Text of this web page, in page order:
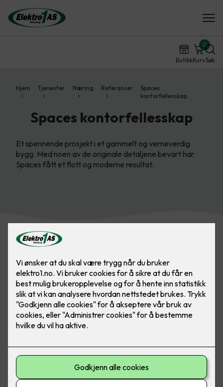
ButikkKurv
0
Søk
Hjem Tjenester Næring Referanser
Spaces
kontorfellesskap
Spaces kontorfellesskap
Et spennende prosjekt i et gammelt og verneverdig
bygg. Med noen av de originale detaljene bevart har
Spaces fått et flott og moderne resultat.
Verneverdig bygg omgjort til